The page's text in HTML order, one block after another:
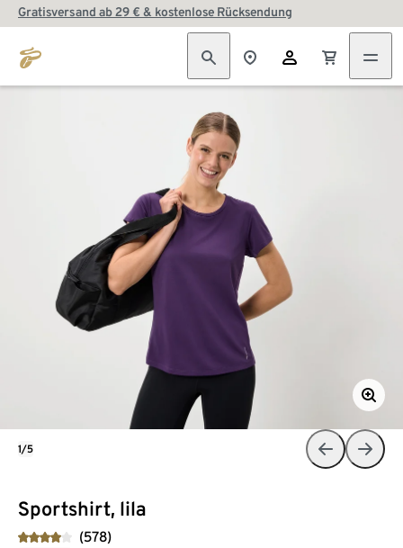
Gratisversand ab 29 € & kostenlose Rücksendung
Sportshirt, lila
(578)
1/5